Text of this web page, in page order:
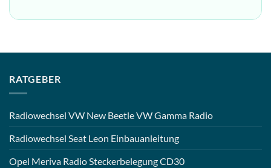
RATGEBER
Radiowechsel VW New Beetle VW Gamma Radio
Radiowechsel Seat Leon Einbauanleitung
Opel Meriva Radio Steckerbelegung CD30